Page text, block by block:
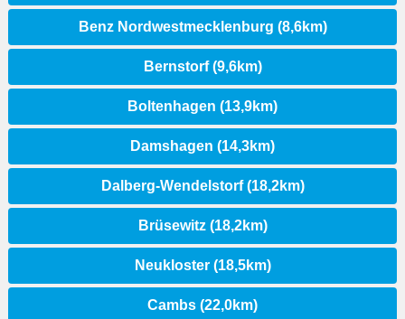
Benz Nordwestmecklenburg (8,6km)
Bernstorf (9,6km)
Boltenhagen (13,9km)
Damshagen (14,3km)
Dalberg-Wendelstorf (18,2km)
Brüsewitz (18,2km)
Neukloster (18,5km)
Cambs (22,0km)